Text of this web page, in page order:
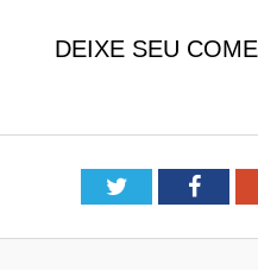
DEIXE SEU
Twitter